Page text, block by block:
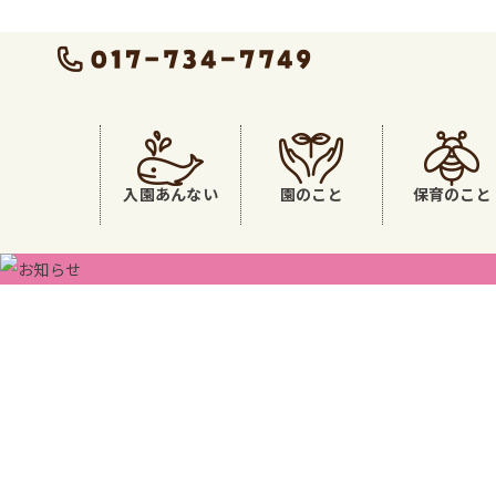
入園あんない 園のこと 保育のこと